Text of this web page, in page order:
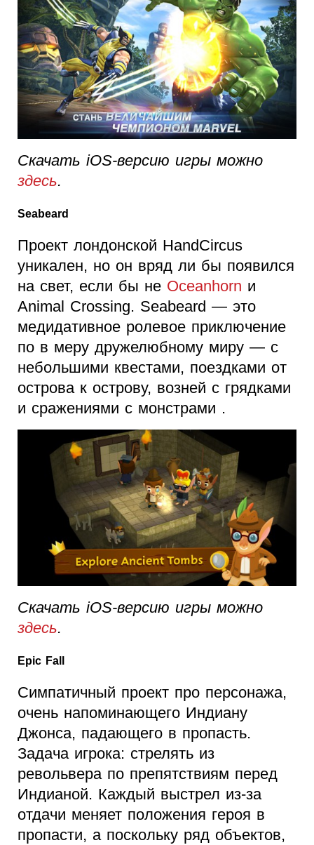
Скачать iOS-версию игры можно
здесь.
Seabeard
Проект лондонской HandCircus
уникален, но он вряд ли бы появился
на свет, если бы не Oceanhorn и
Animal Crossing. Seabeard — это
медидативное ролевое приключение
по в меру дружелюбному миру — с
небольшими квестами, поездками от
острова к острову, возней с грядками
и сражениями с монстрами .
Скачать iOS-версию игры можно
здесь.
Epic Fall
Симпатичный проект про персонажа,
очень напоминающего Индиану
Джонса, падающего в пропасть.
Задача игрока: стрелять из
револьвера по препятствиям перед
Индианой. Каждый выстрел из-за
отдачи меняет положения героя в
пропасти, а поскольку ряд объектов,